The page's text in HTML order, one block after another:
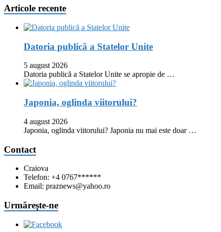
Articole recente
Datoria publică a Statelor Unite
5 august 2026
Datoria publică a Statelor Unite se apropie de …
Japonia, oglinda viitorului?
4 august 2026
Japonia, oglinda viitorului? Japonia nu mai este doar …
Contact
Craiova
Telefon: +4 0767******
Email: praznews@yahoo.ro
Urmăreşte-ne